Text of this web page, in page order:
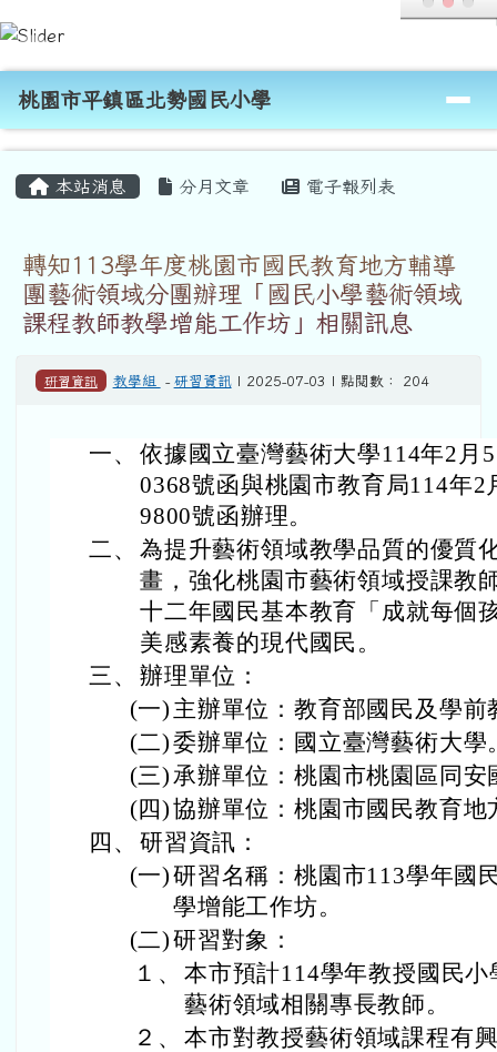
跳至主內容區
桃園市平鎮區北勢國民小學
導覽列
桃園市平鎮區北勢國民小學
本站消息 分月文章 電子報列表
轉知113學年度桃園市國民教育地方輔導
團藝術領域分團辦理「國民小學藝術領域
課程教師教學增能工作坊」相關訊息
研習資訊 教學組 - 研習資訊| 2025-07-03 | 點閱數： 204
一、 依據國立臺灣藝術大學114年2月
0368號函與桃園市教育局114年
9800號函辦理。
二、 為提升藝術領域教學品質的優質
畫，強化桃園市藝術領域授課教
十二年國民基本教育「成就每個
美感素養的現代國民。
三、 辦理單位：
(一) 主辦單位：教育部國民及學前
(二)委辦單位：國立臺灣藝術大學
(三)承辦單位：桃園市桃園區同安
(四)協辦單位：桃園市國民教育
四、 研習資訊：
(一)研習名稱：桃園市113學年國
學增能工作坊。
(二)研習對象：
１、 本市預計114學年教授國民
藝術領域相關專長教師。
２、 本市對教授藝術領域課程有